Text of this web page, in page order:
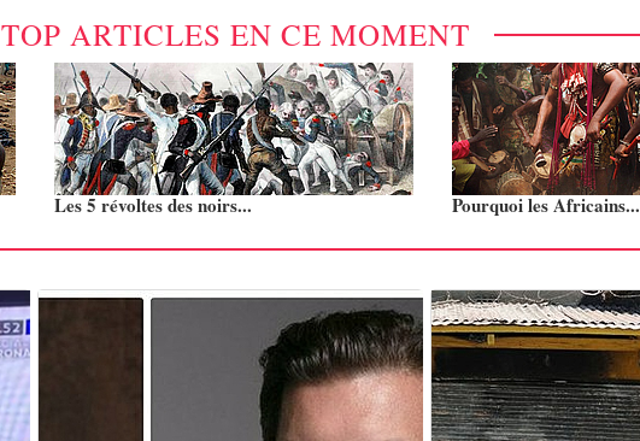
TOP ARTICLES EN CE MOMENT
Les 5 révoltes des noirs... Pourquoi les Africains...